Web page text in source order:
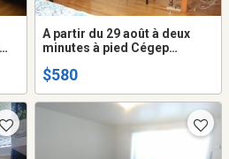
A partir du 29 août à deux
minutes à pied Cégep
fumeur(euse), aucun animal
permis, dans appartement
de 4 chambres au 1er
$580